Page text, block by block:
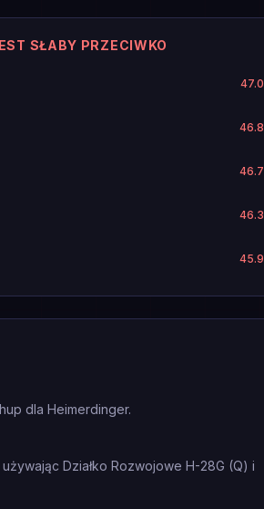
SŁABY PRZECIWKO
47.0
46.8
46.7
46.3
45.9
dla Heimerdinger.
Działko Rozwojowe H-28G (Q) i